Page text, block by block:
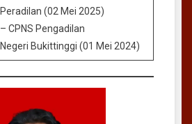
Peradilan (02 Mei 2025)
– CPNS Pengadilan
Negeri Bukittinggi (01 Mei 2024)